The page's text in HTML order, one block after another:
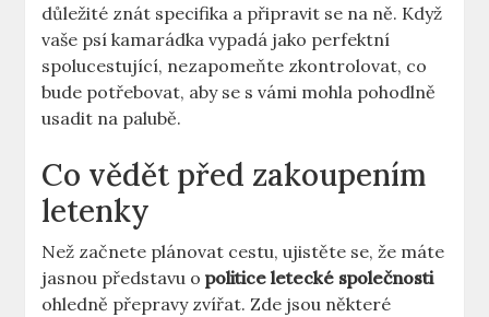
důležité znát specifika a připravit se na ně. Když
vaše psí kamarádka vypadá jako perfektní
spolucestující, nezapomeňte zkontrolovat, co
bude potřebovat, aby se s vámi mohla pohodlně
usadit na palubě.
Co vědět před zakoupením
letenky
Než začnete plánovat cestu, ujistěte se, že máte
jasnou představu opolitice letecké společnosti
ohledně přepravy zvířat. Zde jsou některé